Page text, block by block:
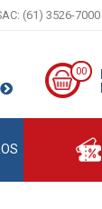
(61) 3526-7000
00